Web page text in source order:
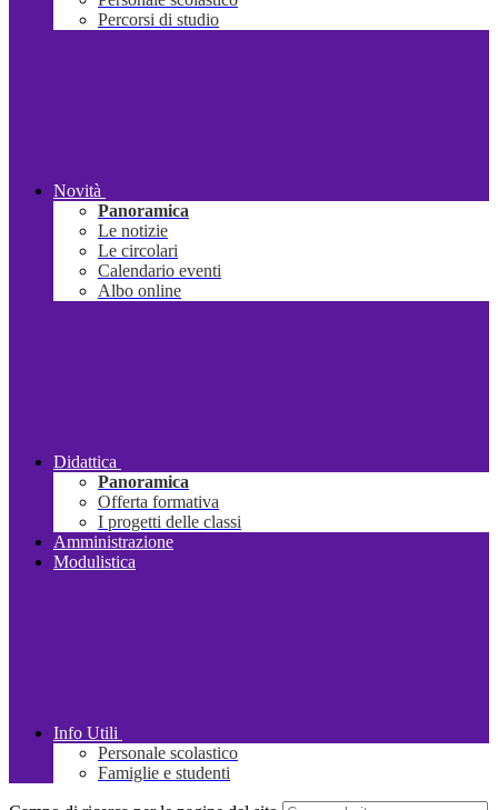
Percorsi di studio
Novità
Panoramica
Le notizie
Le circolari
Calendario eventi
Albo online
Didattica
Panoramica
Offerta formativa
I progetti delle classi
Amministrazione
Modulistica
Info Utili
Personale scolastico
Famiglie e studenti